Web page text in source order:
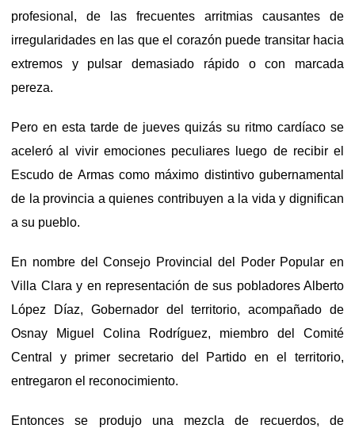
profesional, de las frecuentes arritmias causantes de
irregularidades en las que el corazón puede transitar hacia
extremos y pulsar demasiado rápido o con marcada
pereza.
Pero en esta tarde de jueves quizás su ritmo cardíaco se
aceleró al vivir emociones peculiares luego de recibir el
Escudo de Armas como máximo distintivo gubernamental
de la provincia a quienes contribuyen a la vida y dignifican
a su pueblo.
En nombre del Consejo Provincial del Poder Popular en
Villa Clara y en representación de sus pobladores Alberto
López Díaz, Gobernador del territorio, acompañado de
Osnay Miguel Colina Rodríguez, miembro del Comité
Central y primer secretario del Partido en el territorio,
entregaron el reconocimiento.
Entonces se produjo una mezcla de recuerdos, de